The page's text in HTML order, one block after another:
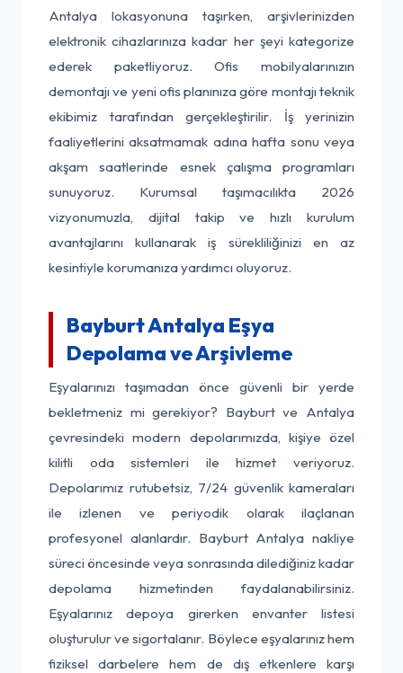
Antalya lokasyonuna taşırken, arşivlerinizden
elektronik cihazlarınıza kadar her şeyi kategorize
ederek paketliyoruz. Ofis mobilyalarınızın
demontajı ve yeni ofis planınıza göre montajı teknik
ekibimiz tarafından gerçekleştirilir. İş yerinizin
faaliyetlerini aksatmamak adına hafta sonu veya
akşam saatlerinde esnek çalışma programları
sunuyoruz. Kurumsal taşımacılıkta 2026
vizyonumuzla, dijital takip ve hızlı kurulum
avantajlarını kullanarak iş sürekliliğinizi en az
kesintiyle korumanıza yardımcı oluyoruz.
Bayburt Antalya Eşya
Depolama ve Arşivleme
Eşyalarınızı taşımadan önce güvenli bir yerde
bekletmeniz mi gerekiyor? Bayburt ve Antalya
çevresindeki modern depolarımızda, kişiye özel
kilitli oda sistemleri ile hizmet veriyoruz.
Depolarımız rutubetsiz, 7/24 güvenlik kameraları
ile izlenen ve periyodik olarak ilaçlanan
profesyonel alanlardır. Bayburt Antalya nakliye
süreci öncesinde veya sonrasında dilediğiniz kadar
depolama hizmetinden faydalanabilirsiniz.
Eşyalarınız depoya girerken envanter listesi
oluşturulur ve sigortalanır. Böylece eşyalarınız hem
fiziksel darbelere hem de dış etkenlere karşı